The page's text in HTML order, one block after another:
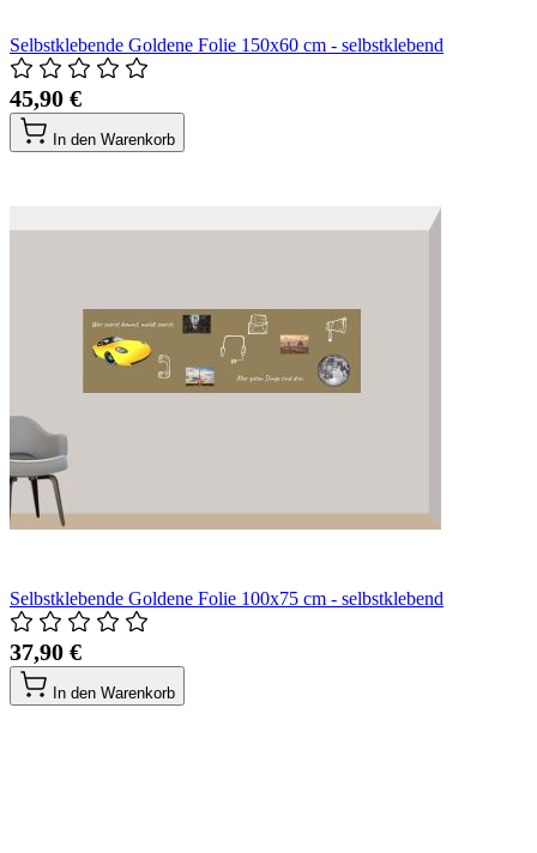
Selbstklebende Goldene Folie 150x60 cm - selbstklebend
45,90 €
In den Warenkorb
Selbstklebende Goldene Folie 100x75 cm - selbstklebend
37,90 €
In den Warenkorb